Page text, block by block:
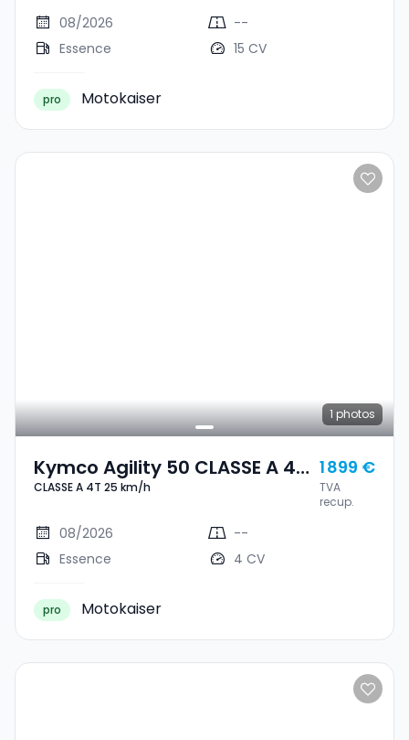
08/2026
--
Essence
15 CV
pro Motokaiser
1 photos
Kymco Agility 50 CLASSE A 4T
25 Km/hCLASSE A 4T 25 km/h
1 899 €
TVA
recup.
08/2026
--
Essence
4 CV
pro Motokaiser